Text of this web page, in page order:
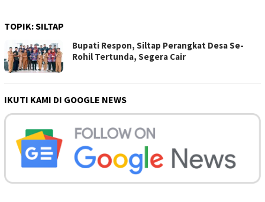
TOPIK:SILTAP
Bupati Respon, Siltap Perangkat Desa Se-
Rohil Tertunda, Segera Cair
IKUTI KAMI DI GOOGLE NEWS